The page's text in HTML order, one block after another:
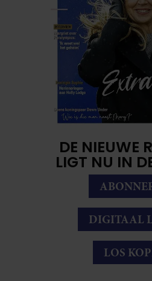
DE NIEUWE
LIGT NU IN
DIGITAAL
LOS